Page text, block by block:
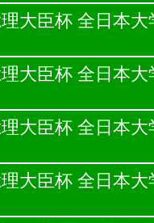
理大臣杯 全日本
理大臣杯 全日本
理大臣杯 全日本
理大臣杯 全日本